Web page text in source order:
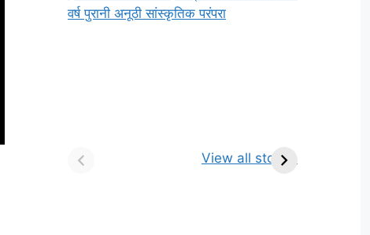
वर्ष पुरानी अनूठी सांस्कृतिक परंपरा
View all stories
किसे कहते है? परिभाषा,
ज्योतिर्लिंग | नाम, स्थान एवं